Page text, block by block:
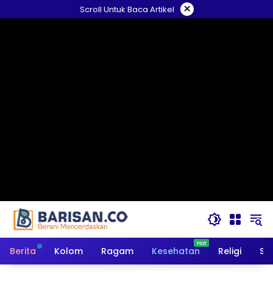
ke
Scroll Untuk Baca Artikel ×
Berita Kolom Ragam Kesehatan Religi